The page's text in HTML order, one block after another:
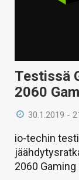
Testissä
2060
30.1.2019 -
io-techin
2060 Gaming